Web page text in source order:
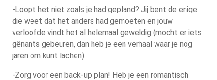
-Loopt het niet zoals je had gepland? Jij bent de enige
die weet dat het anders had gemoeten en jouw
verloofde vindt het al helemaal geweldig (mocht er iets
gênants gebeuren, dan heb je een verhaal waar je nog
jaren om kunt lachen).
-Zorg voor een back-up plan! Heb je een romantisch